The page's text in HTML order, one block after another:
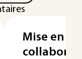
Mise en